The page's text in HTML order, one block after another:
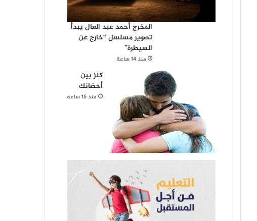
المخرج أحمد عبد العال يبدأ
تصوير مسلسل “خارج عن
السيطرة”
منذ 14 ساعة
كنز بين
أحضانك
منذ 15 ساعة